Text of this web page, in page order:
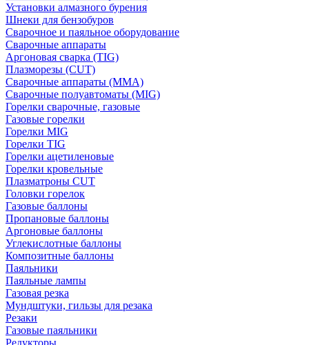
Установки алмазного бурения
Шнеки для бензобуров
Сварочное и паяльное оборудование
Сварочные аппараты
Аргоновая сварка (TIG)
Плазморезы (CUT)
Сварочные аппараты (MMA)
Сварочные полуавтоматы (MIG)
Горелки сварочные, газовые
Газовые горелки
Горелки MIG
Горелки TIG
Горелки ацетиленовые
Горелки кровельные
Плазматроны CUT
Головки горелок
Газовые баллоны
Пропановые баллоны
Аргоновые баллоны
Углекислотные баллоны
Композитные баллоны
Паяльники
Паяльные лампы
Газовая резка
Мундштуки, гильзы для резака
Резаки
Газовые паяльники
Редукторы